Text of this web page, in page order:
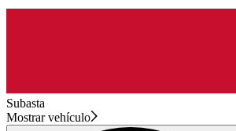
Subasta
Mostrar vehículo